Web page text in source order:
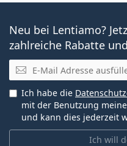
Neu bei Lentiamo?
zahlreiche Rabatte
E-Mail
Ich will
Ich habe die
mit der Benutzung
und kann dies jederzeit